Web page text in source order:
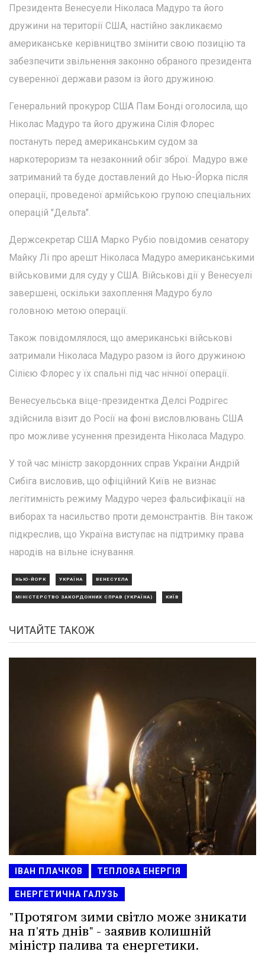
Президента Венесуели Ніколаса Мадуро та його
дружини на території США, настійно закликаємо
американське керівництво змінити свою позицію та
забезпечити звільнення законно обраного президента
суверенної держави разом із його дружиною.
Генеральний прокурор США Пам Бонді оголосила, що
Ніколас Мадуро та його дружина Сілія Флорес
постануть перед американським судом за
наркотероризм та незаконний обіг зброї. Мадуро вже
затриманий та буде доставлений до Нью-Йорка після
операції, проведеної армійською групою спеціальних
операцій "Дельта".
Держсекретар США Марко Рубіо повідомив сенатору
Майку Лі про арешт Ніколаса Мадуро американськими
військовими для суду у США. Військові дії у Венесуелі
завершені, оскільки захоплення Мадуро було
головною метою операції.
Також повідомлялося, що американські військові
затримали Ніколаса Мадуро разом із його дружиною
Сілією Флорес у їх спальні під час нічної операції.
Венесуельська віце-президентка Делсі Родрігес
здійснила візит до Росії на фоні висловлювань США
про можливе усунення президента Ніколаса Мадуро.
У той час міністр закордонних справ України Андрій
Сибіга висловив, що офіційний Київ не визнає
легітимність режиму Мадуро через фальсифікації на
виборах та насильство проти демонстрантів. Він також
підкреслив, що Україна виступає на підтримку права
народів на вільне існування.
НЬЮ-ЙОРК УКРАЇНА ВЕНЕСУЕЛА
МІНІСТЕРСТВО ЗАКОРДОННИХ СПРАВ (УКРАЇНА) КИЇВ
ЧИТАЙТЕ ТАКОЖ
ІВАН ПЛАЧКОВ ТЕПЛОВА ЕНЕРГІЯ
ЕНЕРГЕТИЧНА ГАЛУЗЬ
"Протягом зими світло може зникати
на п'ять днів" - заявив колишній
міністр палива та енергетики.